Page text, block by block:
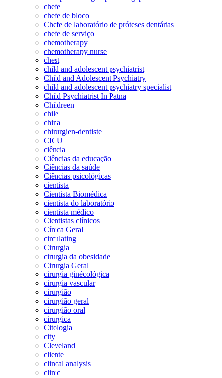
chefe
chefe de bloco
Chefe de laboratório de próteses dentárias
chefe de serviço
chemotherapy
chemotherapy nurse
chest
child and adolescent psychiatrist
Child and Adolescent Psychiatry
child and adolescent psychiatry specialist
Child Psychiatrist In Patna
Childreen
chile
china
chirurgien-dentiste
CICU
ciência
Ciências da educação
Ciências da saúde
Ciências psicológicas
cientista
Cientista Biomédica
cientista do laboratório
cientista médico
Cientistas clínicos
Cínica Geral
circulating
Cirurgia
cirurgia da obesidade
Cirurgia Geral
cirurgia ginécológica
cirurgia vascular
cirurgião
cirurgião geral
cirurgião oral
cirurgica
Citologia
city
Cleveland
cliente
clincal analysis
clinic